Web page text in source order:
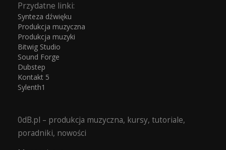
Przydatne linki:
Synteza dźwięku
Produkcja muzyczna
Produkcja muzyki
Bitwig Studio
Sound Forge
Dubstep
Kontakt 5
Sylenth1
0dB.pl – produkcja muzyczna, kursy, tutoriale,
poradniki, nowości